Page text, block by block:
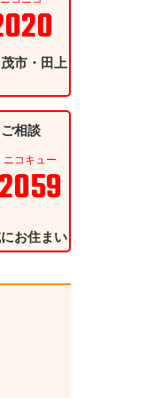
市・田上
相談
ニコキュー
2059
お住まい